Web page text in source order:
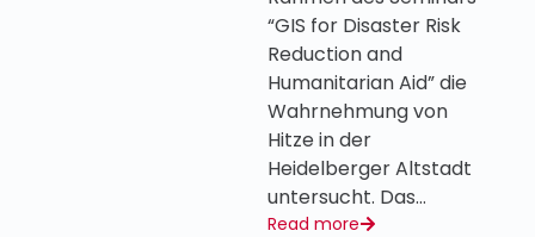
“GIS for Disaster Risk
Reduction and
Humanitarian Aid” die
Wahrnehmung von
Hitze in der
Heidelberger Altstadt
untersucht. Das…
Read more